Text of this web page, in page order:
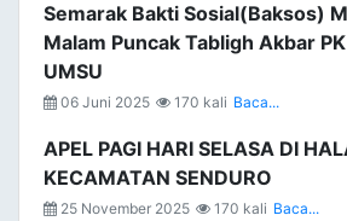
Semarak Bakti Sosial(Baksos)
Malam Puncak Tabligh Akbar
UMSU
06 Juni 2025 170 kali Baca...
APEL PAGI HARI SELASA DI
KECAMATAN SENDURO
25 November 2025 170 kali Baca...